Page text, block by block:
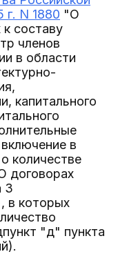
N 1880 "О
составу
членов
в области
капитального
в
количестве
договорах
3
в которых
"д" пункта